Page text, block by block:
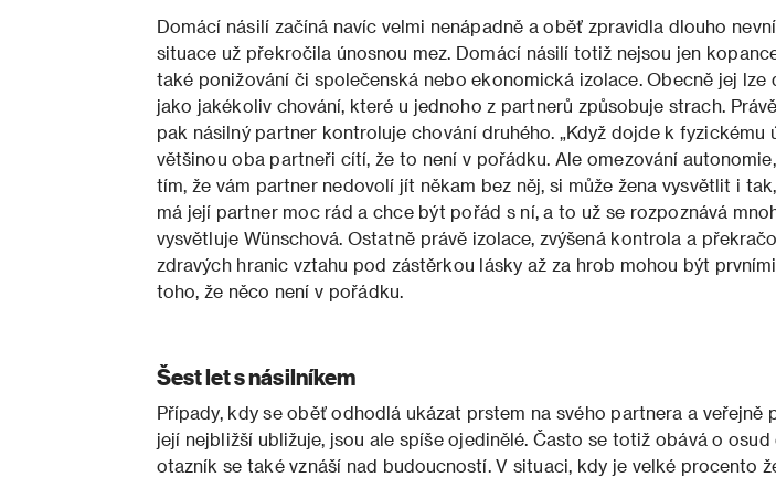
Domácí násilí začíná navíc velmi nenápadně a oběť zpravidla dlouho
situace už překročila únosnou mez. Domácí násilí totiž nejsou jen
také ponižování či společenská nebo ekonomická izolace. Obecně jej lze
jako jakékoliv chování, které u jednoho z partnerů způsobuje strach.
pak násilný partner kontroluje chování druhého. „Když dojde k fyzickému
většinou oba partneři cítí, že to není v pořádku. Ale omezování
tím, že vám partner nedovolí jít někam bez něj, si může žena vysvětlit i
má její partner moc rád a chce být pořád s ní, a to už se rozpoznává
vysvětluje Wünschová. Ostatně právě izolace, zvýšená kontrola a
zdravých hranic vztahu pod zástěrkou lásky až za hrob mohou být
toho, že něco není v pořádku.
Šest let s násilníkem
Případy, kdy se oběť odhodlá ukázat prstem na svého partnera a veřejně
její nejbližší ubližuje, jsou ale spíše ojedinělé. Často se totiž obává o osud
otazník se také vznáší nad budoucností. V situaci, kdy je velké procento